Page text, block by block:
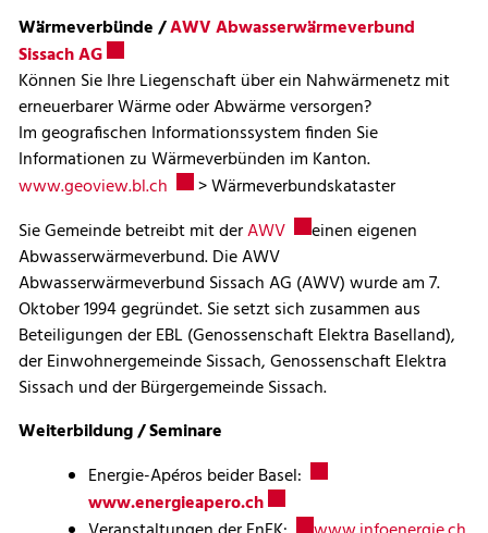
Wärmeverbünde /AWV Abwasserwärmeverbund
Sissach AGExterner Link wird in einem neuen Fenster
Können Sie Ihre Liegenschaft über ein Nahwärmenetz mit
erneuerbarer Wärme oder Abwärme versorgen?
Im geografischen Informationssystem finden Sie
Informationen zu Wärmeverbünden im Kanton.
www.geoview.bl.ch Externer Link wird in einem neuen
> Wärmeverbundskataster
Sie Gemeinde betreibt mit derAWV Externer Link wird in
einen eigenen
Abwasserwärmeverbund. Die AWV
Abwasserwärmeverbund Sissach AG (AWV) wurde am 7.
Oktober 1994 gegründet. Sie setzt sich zusammen aus
Beteiligungen der EBL (Genossenschaft Elektra Baselland),
der Einwohnergemeinde Sissach, Genossenschaft Elektra
Sissach und der Bürgergemeinde Sissach.
Weiterbildung / Seminare
Energie-Apéros beider Basel: Externer Link wird in
www.energieapero.chExterner Link wird in einem